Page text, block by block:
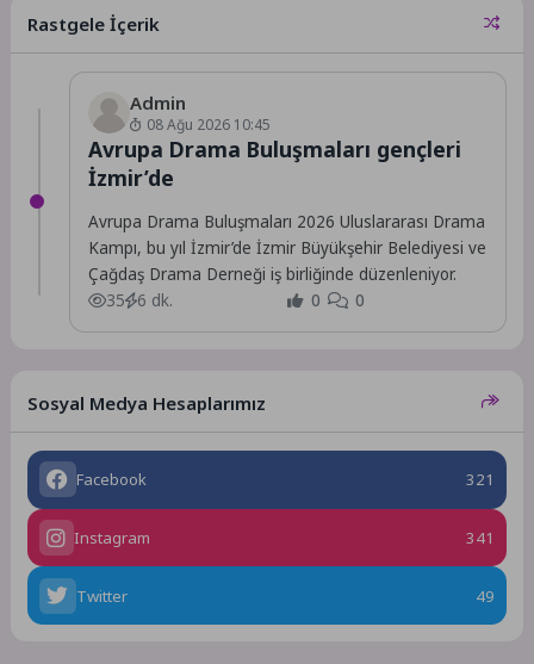
Büyükşehir Belediyesi’nin
Rastgele İçerik
Admin
08 Ağu 2026 10:45
Avrupa Drama Buluşmaları gençleri
İzmir’de
Avrupa Drama Buluşmaları 2026 Uluslararası Drama
Kampı, bu yıl İzmir’de İzmir Büyükşehir Belediyesi ve
Çağdaş Drama Derneği iş birliğinde düzenleniyor.
35
6 dk. 0 0
Sosyal Medya Hesaplarımız
Facebook 321
Instagram 341
Twitter 49